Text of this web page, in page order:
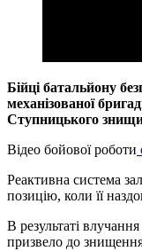
Бійці батальйону
механізованої
Ступницького
Відео бойової роботи
Реактивна система
позицію, коли її
В результаті
призвело до